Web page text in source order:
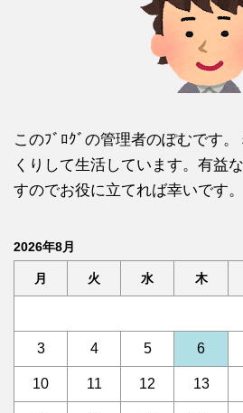
このﾌﾞﾛｸﾞの管理者のぽむです
くりして生活しています。有益
すのでお役に立てれば幸いです。
2026年8月
月 火 水 木
3 4 5 6
10 11 12 13